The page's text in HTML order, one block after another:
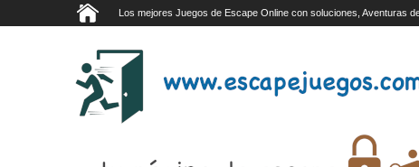
Los mejores Juegos de Escape Online con soluciones, Aventuras